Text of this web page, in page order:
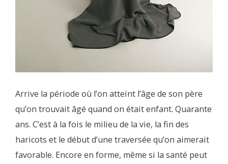
Arrive la période où l’on atteint l’âge de son père
qu’on trouvait âgé quand on était enfant. Quarante
ans. C’est à la fois le milieu de la vie, la fin des
haricots et le début d’une traversée qu’on aimerait
favorable. Encore en forme, même si la santé peut